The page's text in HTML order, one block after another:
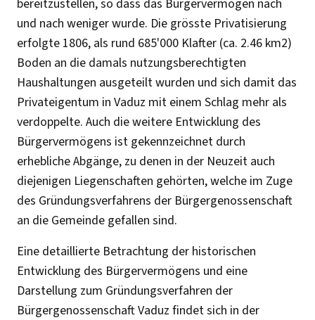
bereitzustellen, so dass das Bürgervermögen nach
und nach weniger wurde. Die grösste Privatisierung
erfolgte 1806, als rund 685'000 Klafter (ca. 2.46 km2)
Boden an die damals nutzungsberechtigten
Haushaltungen ausgeteilt wurden und sich damit das
Privateigentum in Vaduz mit einem Schlag mehr als
verdoppelte. Auch die weitere Entwicklung des
Bürgervermögens ist gekennzeichnet durch
erhebliche Abgänge, zu denen in der Neuzeit auch
diejenigen Liegenschaften gehörten, welche im Zuge
des Gründungsverfahrens der Bürgergenossenschaft
an die Gemeinde gefallen sind.
Eine detaillierte Betrachtung der historischen
Entwicklung des Bürgervermögens und eine
Darstellung zum Gründungsverfahren der
Bürgergenossenschaft Vaduz findet sich in der